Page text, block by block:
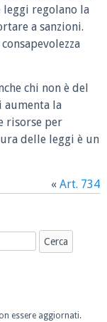
regolano la
a sanzioni.
chi non è del
aumenta la
risorse per
delle leggi è un
« Art. 734
essere aggiornati.